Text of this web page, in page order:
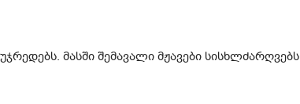
მასში შემავალი მჟავები სისხლძარღვებს